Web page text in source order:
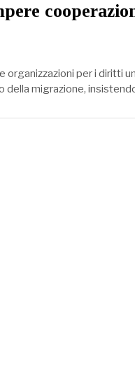
per i diritti
della migrazione,